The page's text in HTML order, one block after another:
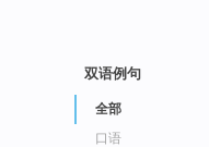
双语例句
全部
口语